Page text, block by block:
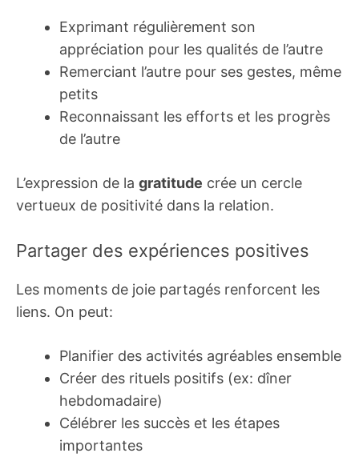
Exprimant régulièrement son
appréciation pour les qualités de l’autre
Remerciant l’autre pour ses gestes, même
petits
Reconnaissant les efforts et les progrès
de l’autre
L’expression de la gratitude crée un cercle
vertueux de positivité dans la relation.
Partager des expériences positives
Les moments de joie partagés renforcent les
liens. On peut:
Planifier des activités agréables ensemble
Créer des rituels positifs (ex: dîner
hebdomadaire)
Célébrer les succès et les étapes
importantes